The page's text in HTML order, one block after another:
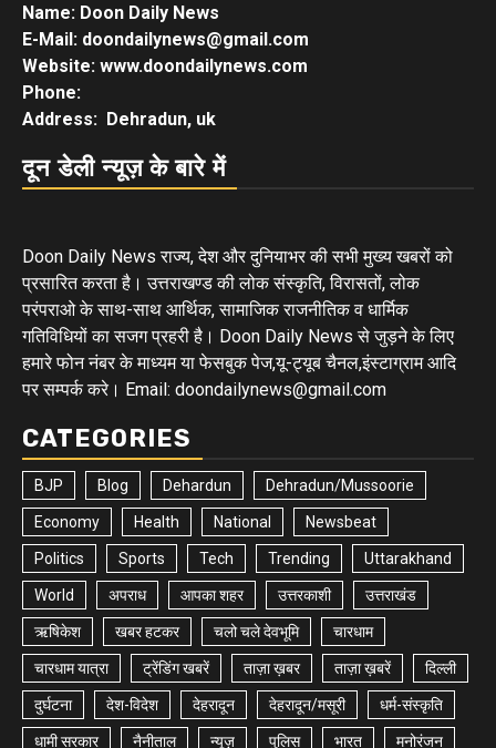
Name: Doon Daily News
E-Mail: doondailynews@gmail.com
Website: www.doondailynews.com
Phone:
Address: Dehradun, uk
दून डेली न्यूज़ के बारे में
Doon Daily News राज्य, देश और दुनियाभर की सभी मुख्य खबरों को
प्रसारित करता है। उत्तराखण्ड की लोक संस्कृति, विरासतों, लोक
परंपराओ के साथ-साथ आर्थिक, सामाजिक राजनीतिक व धार्मिक
गतिविधियों का सजग प्रहरी है। Doon Daily News से जुड़ने के लिए
हमारे फोन नंबर के माध्यम या फेसबुक पेज,यू-ट्यूब चैनल,इंस्टाग्राम आदि
पर सम्पर्क करे। Email: doondailynews@gmail.com
CATEGORIES
BJP Blog Dehardun Dehradun/Mussoorie
Economy Health National Newsbeat
Politics Sports Tech Trending Uttarakhand
World अपराध आपका शहर उत्तरकाशी उत्तराखंड
ऋषिकेश खबर हटकर चलो चले देवभूमि चारधाम
चारधाम यात्रा ट्रेंडिंग खबरें ताज़ा ख़बर ताज़ा ख़बरें दिल्ली
दुर्घटना देश-विदेश देहरादून देहरादून/मसूरी धर्म-संस्कृति
धामी सरकार नैनीताल न्यूज़ पुलिस भारत मनोरंजन